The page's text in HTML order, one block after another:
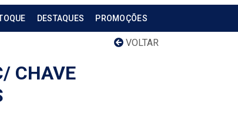
DESTAQUES PROMOÇÕES
VOLTAR
CHAVE